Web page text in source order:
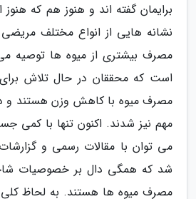
برایمان گفته اند و هنوز هم که
نشانه هایی از انواع مختلف مریضی
مصرف بیشتری از میوه ها توصیه
است که محققان در حال تلاش برای
مصرف میوه با کاهش وزن هستند و
مهم نیز شدند. اکنون تنها با کمی
می توان با مقالات رسمی و
شد که همگی دال بر خصوصیات
مصرف میوه ها هستند. به لحاظ کلی